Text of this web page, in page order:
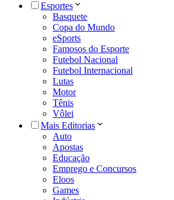
Esportes
Basquete
Copa do Mundo
eSports
Famosos do Esporte
Futebol Nacional
Futebol Internacional
Lutas
Motor
Tênis
Vôlei
Mais Editorias
Auto
Apostas
Educação
Emprego e Concursos
Eloos
Games